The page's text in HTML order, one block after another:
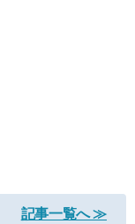
記事一覧へ ≫